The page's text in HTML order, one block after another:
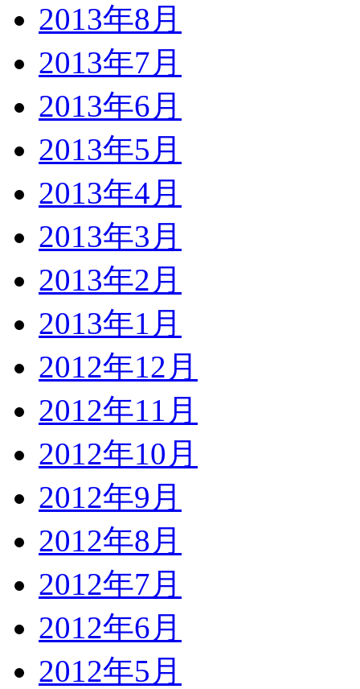
2013年8月
2013年7月
2013年6月
2013年5月
2013年4月
2013年3月
2013年2月
2013年1月
2012年12月
2012年11月
2012年10月
2012年9月
2012年8月
2012年7月
2012年6月
2012年5月